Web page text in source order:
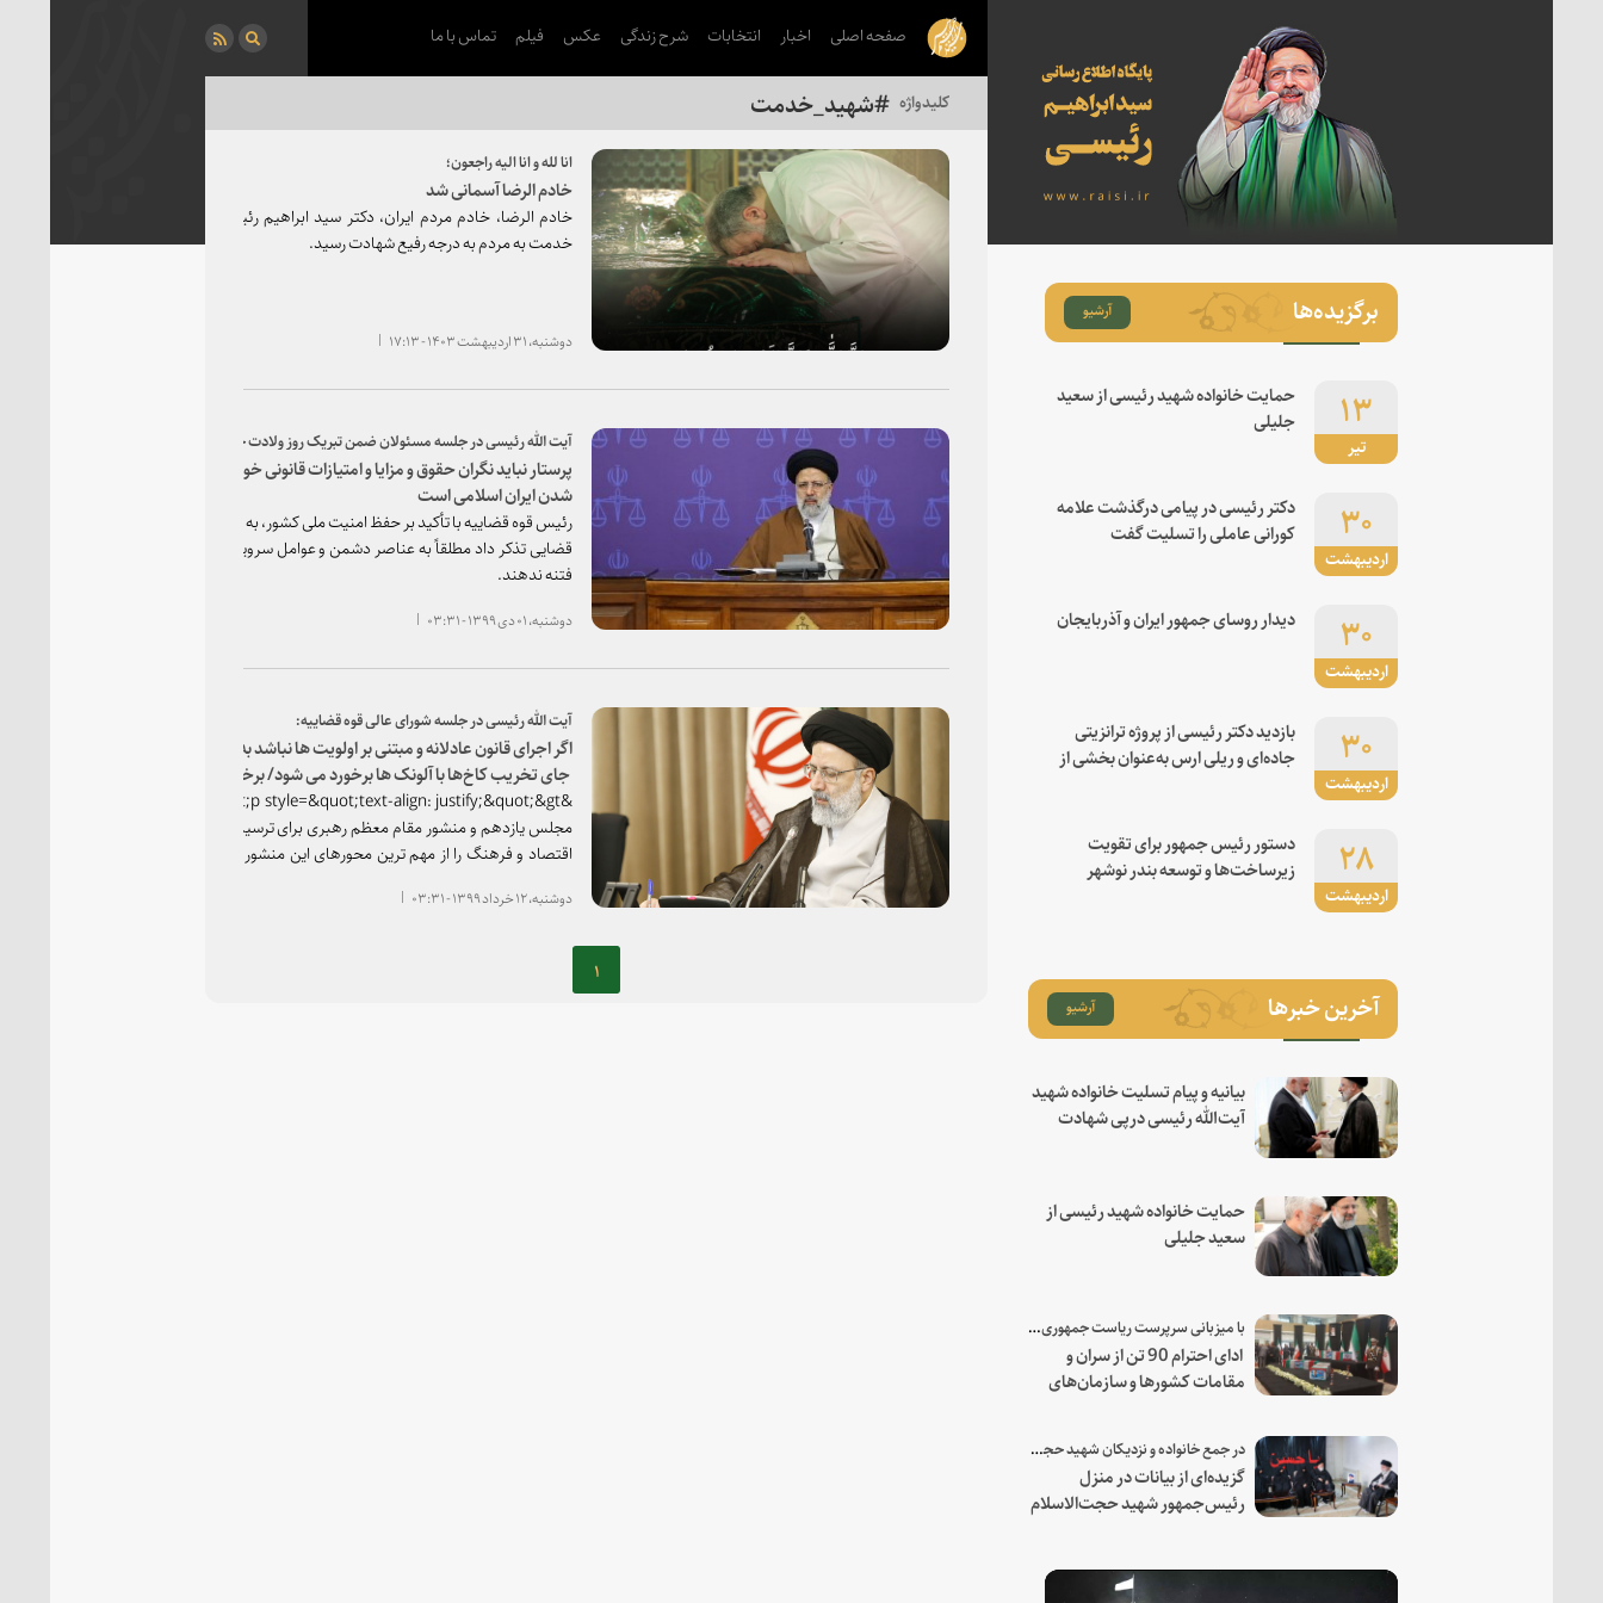
صفحه اصلی اخبار انتخابات شرح زندگی عکس فیلم تماس با ما
شهید_خدمت
انا لله و انا الیه راجعون؛
خادم الرضا آسمانی شد
خادم الرضا، خادم مردم ایران، دکتر سید ابراهیم رئیسی، رئیس جمهوری اسلامی ایران در
خدمت به مردم به درجه رفیع شهادت رسید.
دوشنبه، ۳۱ اردیبهشت ۱۴۰۳ - ۱۷:۱۳
آیت الله رئیسی در جلسه مسئولان ضمن تبریک روز ولادت حضرت زینب (س) و تقدیر از خدمات
پرستار نباید نگران حقوق و مزایا و امتیازات قانونی خود باشد/ باطل‌السحر تحریم‌ها، قوی
شدن ایران اسلامی است
قضایی تذکر داد مطلقاً به عناصر دشمن و عوامل سرویس های بیگانه اجازه خودنمایی و
فتنه ندهند.
دوشنبه، ۰۱ دی ۱۳۹۹ - ۰۳:۳۱
آیت ‎الله رئیسی در جلسه شورای عالی قوه قضاییه:
جای تخریب کاخ‎ها با آلونک ‎ها برخورد می‎ شود/ برخورد دستگاه قضا با عامل جنایت گیلان
عبرت ‎‎آموز خواهد بود
مجلس یازدهم و منشور مقام معظم رهبری برای ترسیم نقشه راه نمایندگان جدید ملت، توجه
اقتصاد و فرهنگ را از مهم ترین محورهای این منشور دانست و بر تعامل دستگاه قضایی با
دوشنبه، ۱۲ خرداد ۱۳۹۹ - ۰۳:۳۱
۱
برگزیده‌ها آرشیو
تیر
۱۳
حمایت خانواده شهید رئیسی از سعید
جلیلی
اردیبهشت
۳۰
دکتر رئیسی در پیامی درگذشت علامه
کورانی عاملی را تسلیت گفت
اردیبهشت
۳۰ دیدار روسای جمهور ایران و آذربایجان
اردیبهشت
۳۰
بازدید دکتر رئیسی از پروژه ترانزیتی
جاده‌ای و ریلی ارس به‌عنوان بخشی از
اردیبهشت
۲۸
دستور رئیس جمهور برای تقویت
زیرساخت‌ها و توسعه بندر نوشهر
آخرین خبرها آرشیو
بیانیه و پیام تسلیت خانواده شهید
آیت‌الله رئیسی درپی شهادت
حمایت خانواده شهید رئیسی از
سعید جلیلی
با میزبانی سرپرست ریاست جمهوری صورت گرفت؛
ادای احترام 90 تن از سران و
مقامات کشورها و سازمان‌های
در جمع خانواده و نزدیکان شهید حجت‌الاسلام‌والمسلمین رئیسی:
گزیده‌ای از بیانات در منزل
رئیس‌جمهور شهید حجت‌الاسلام